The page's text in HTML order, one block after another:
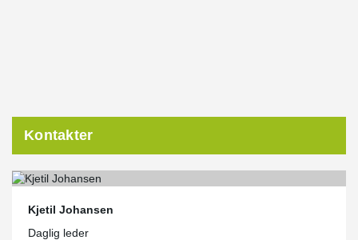
Kontakter
Kjetil Johansen
Daglig leder